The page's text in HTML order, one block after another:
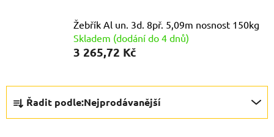
Žebřík Al un. 3d. 8př. 5,09m nosnost 150kg
Skladem (dodání do 4 dnů)
3 265,72 Kč
Řadit podle:Nejprodávanější